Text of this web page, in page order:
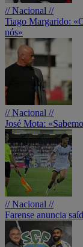
// Nacional //
Tiago Margarido:
nós»
// Nacional //
José Mota:
// Nacional //
Farense anuncia